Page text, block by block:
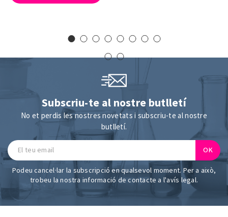
Subscriu-te al nostre butlletí
No et perdis les nostres novetats i subscriu-te al nostre
butlletí.
Podeu cancel·lar la subscripció en qualsevol moment. Per a això,
trobeu la nostra informació de contacte a l'avís legal.